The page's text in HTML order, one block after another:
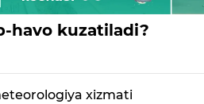
havo kuzatiladi?
xizmati